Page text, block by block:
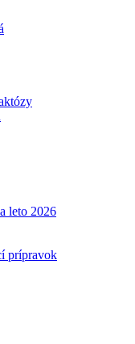
leto 2026
prípravok